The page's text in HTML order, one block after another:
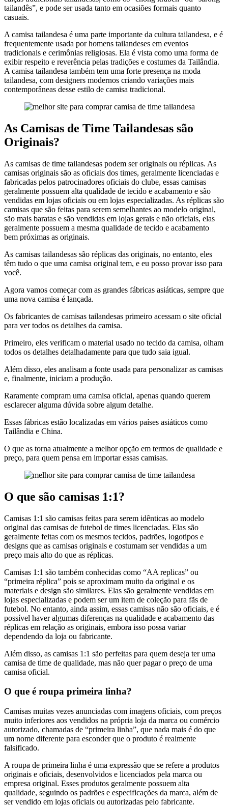
tailandês”, e pode ser usada tanto em ocasiões formais quanto
casuais.
A camisa tailandesa é uma parte importante da cultura tailandesa, e é
frequentemente usada por homens tailandeses em eventos
tradicionais e cerimônias religiosas. Ela é vista como uma forma de
exibir respeito e reverência pelas tradições e costumes da Tailândia.
A camisa tailandesa também tem uma forte presença na moda
tailandesa, com designers modernos criando variações mais
contemporâneas desse estilo de camisa tradicional.
As Camisas de Time Tailandesas são
Originais?
As camisas de time tailandesas podem ser originais ou réplicas. As
camisas originais são as oficiais dos times, geralmente licenciadas e
fabricadas pelos patrocinadores oficiais do clube, essas camisas
geralmente possuem alta qualidade de tecido e acabamento e são
vendidas em lojas oficiais ou em lojas especializadas. As réplicas são
camisas que são feitas para serem semelhantes ao modelo original,
são mais baratas e são vendidas em lojas gerais e não oficiais, elas
geralmente possuem a mesma qualidade de tecido e acabamento
bem próximas as originais.
As camisas tailandesas são réplicas das originais, no entanto, eles
têm tudo o que uma camisa original tem, e eu posso provar isso para
você.
Agora vamos começar com as grandes fábricas asiáticas, sempre que
uma nova camisa é lançada.
Os fabricantes de camisas tailandesas primeiro acessam o site oficial
para ver todos os detalhes da camisa.
Primeiro, eles verificam o material usado no tecido da camisa, olham
todos os detalhes detalhadamente para que tudo saia igual.
Além disso, eles analisam a fonte usada para personalizar as camisas
e, finalmente, iniciam a produção.
Raramente compram uma camisa oficial, apenas quando querem
esclarecer alguma dúvida sobre algum detalhe.
Essas fábricas estão localizadas em vários países asiáticos como
Tailândia e China.
O que as torna atualmente a melhor opção em termos de qualidade e
preço, para quem pensa em importar essas camisas.
O que são camisas 1:1?
Camisas 1:1 são camisas feitas para serem idênticas ao modelo
original das camisas de futebol de times licenciadas. Elas são
geralmente feitas com os mesmos tecidos, padrões, logotipos e
designs que as camisas originais e costumam ser vendidas a um
preço mais alto do que as réplicas.
Camisas 1:1 são também conhecidas como “AA replicas” ou
“primeira réplica” pois se aproximam muito da original e os
materiais e design são similares. Elas são geralmente vendidas em
lojas especializadas e podem ser um item de coleção para fãs de
futebol. No entanto, ainda assim, essas camisas não são oficiais, e é
possível haver algumas diferenças na qualidade e acabamento das
réplicas em relação as originais, embora isso possa variar
dependendo da loja ou fabricante.
Além disso, as camisas 1:1 são perfeitas para quem deseja ter uma
camisa de time de qualidade, mas não quer pagar o preço de uma
camisa oficial.
O que é roupa primeira linha?
Camisas muitas vezes anunciadas com imagens oficiais, com preços
muito inferiores aos vendidos na própria loja da marca ou comércio
autorizado, chamadas de “primeira linha”, que nada mais é do que
um nome diferente para esconder que o produto é realmente
falsificado.
A roupa de primeira linha é uma expressão que se refere a produtos
originais e oficiais, desenvolvidos e licenciados pela marca ou
empresa original. Esses produtos geralmente possuem alta
qualidade, seguindo os padrões e especificações da marca, além de
ser vendido em lojas oficiais ou autorizadas pelo fabricante.